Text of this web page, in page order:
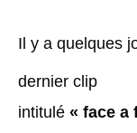
Il y a quelques
dernier clip
intitulé « face a